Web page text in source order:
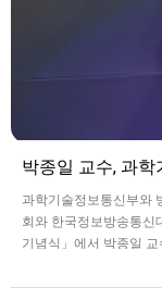
박종일 교수, 과
과학기술정보통신부와
회와 한국정보방송통신
기념식」에서 박종일